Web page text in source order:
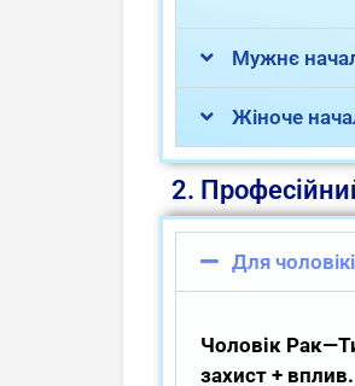
Мужнє
Жіноче
2.
Для
Чоловік
захист + вплив.